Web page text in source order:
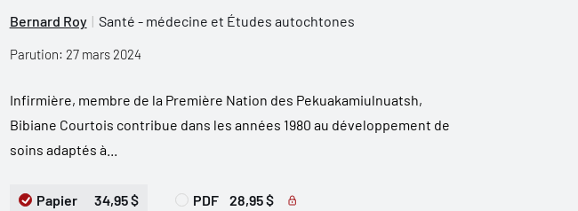
Bernard Roy Santé - médecine et Études autochtones
Parution: 27 mars 2024
Infirmière, membre de la Première Nation des Pekuakamiulnuatsh,
Bibiane Courtois contribue dans les années 1980 au développement de
soins adaptés à...
Papier 34,95 $ PDF 28,95 $